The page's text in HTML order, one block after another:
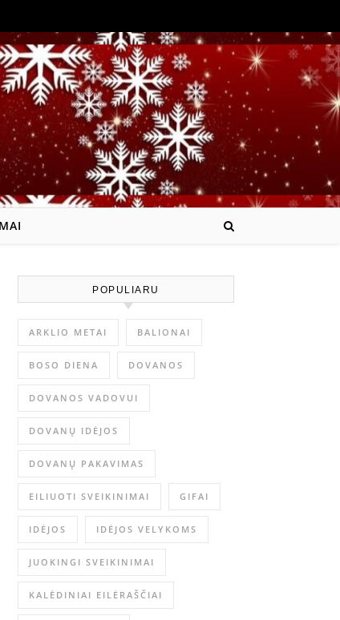
POPULIARU
ARKLIO METAI BALIONAI
BOSO DIENA DOVANOS
DOVANOS VADOVUI
DOVANŲ IDĖJOS
DOVANŲ PAKAVIMAS
EILIUOTI SVEIKINIMAI GIFAI
IDĖJOS IDĖJOS VELYKOMS
JUOKINGI SVEIKINIMAI
KALĖDINIAI EILĖRAŠČIAI